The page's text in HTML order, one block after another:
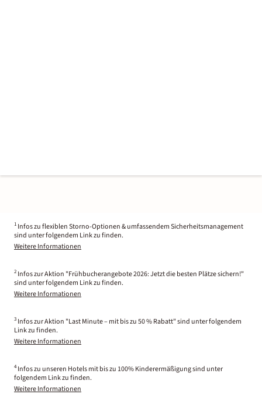
1 Infos zu flexiblen Storno-Optionen & umfassendem Sicherheitsmanagement
sind unter folgendem Link zu finden.
Weitere Informationen
2 Infos zur Aktion "Frühbucherangebote 2026: Jetzt die besten Plätze sichern!"
sind unter folgendem Link zu finden.
Weitere Informationen
3 Infos zur Aktion "Last Minute – mit bis zu 50 % Rabatt" sind unter folgendem
Link zu finden.
Weitere Informationen
4 Infos zu unseren Hotels mit bis zu 100% Kinderermäßigung sind unter
folgendem Link zu finden.
Weitere Informationen